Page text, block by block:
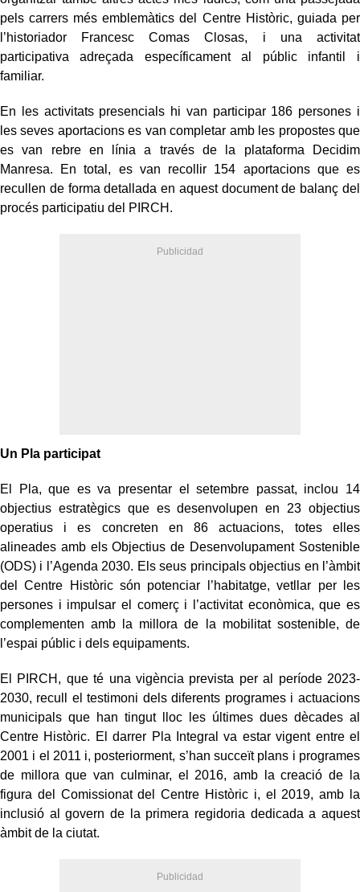
pels carrers més emblemàtics del Centre Històric, guiada per
l’historiador Francesc Comas Closas, i una activitat
participativa adreçada específicament al públic infantil i
familiar.
En les activitats presencials hi van participar 186 persones i
les seves aportacions es van completar amb les propostes que
es van rebre en línia a través de la plataforma Decidim
Manresa. En total, es van recollir 154 aportacions que es
recullen de forma detallada en aquest document de balanç del
procés participatiu del PIRCH.
Un Pla participat
El Pla, que es va presentar el setembre passat, inclou 14
objectius estratègics que es desenvolupen en 23 objectius
operatius i es concreten en 86 actuacions, totes elles
alineades amb els Objectius de Desenvolupament Sostenible
(ODS) i l’Agenda 2030. Els seus principals objectius en l’àmbit
del Centre Històric són potenciar l’habitatge, vetllar per les
persones i impulsar el comerç i l’activitat econòmica, que es
complementen amb la millora de la mobilitat sostenible, de
l’espai públic i dels equipaments.
El PIRCH, que té una vigència prevista per al període 2023-
2030, recull el testimoni dels diferents programes i actuacions
municipals que han tingut lloc les últimes dues dècades al
Centre Històric. El darrer Pla Integral va estar vigent entre el
2001 i el 2011 i, posteriorment, s’han succeït plans i programes
de millora que van culminar, el 2016, amb la creació de la
figura del Comissionat del Centre Històric i, el 2019, amb la
inclusió al govern de la primera regidoria dedicada a aquest
àmbit de la ciutat.